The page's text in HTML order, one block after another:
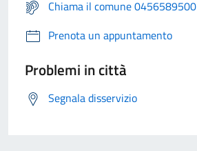
Chiama il comune 0456589500
Prenota un appuntamento
Problemi in città
Segnala disservizio